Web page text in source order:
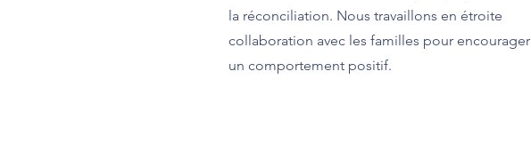
la réconciliation. Nous travaillons en étroite
collaboration avec les familles pour encourager
un comportement positif.